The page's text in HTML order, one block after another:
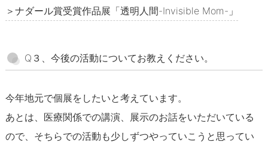
＞ナダール賞受賞作品展「透明人間-Invisible Mom-」
Q３、今後の活動についてお教えください。
今年地元で個展をしたいと考えています。
あとは、医療関係での講演、展示のお話をいただいている
ので、そちらでの活動も少しずつやっていこうと思ってい